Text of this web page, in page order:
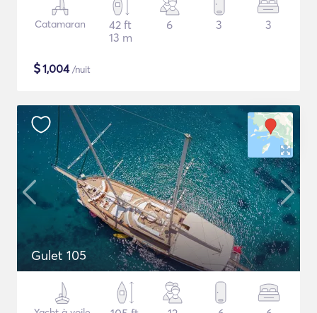
Catamaran
42 ft
13 m
6 3 3
$1,004/nuit
Gulet 105